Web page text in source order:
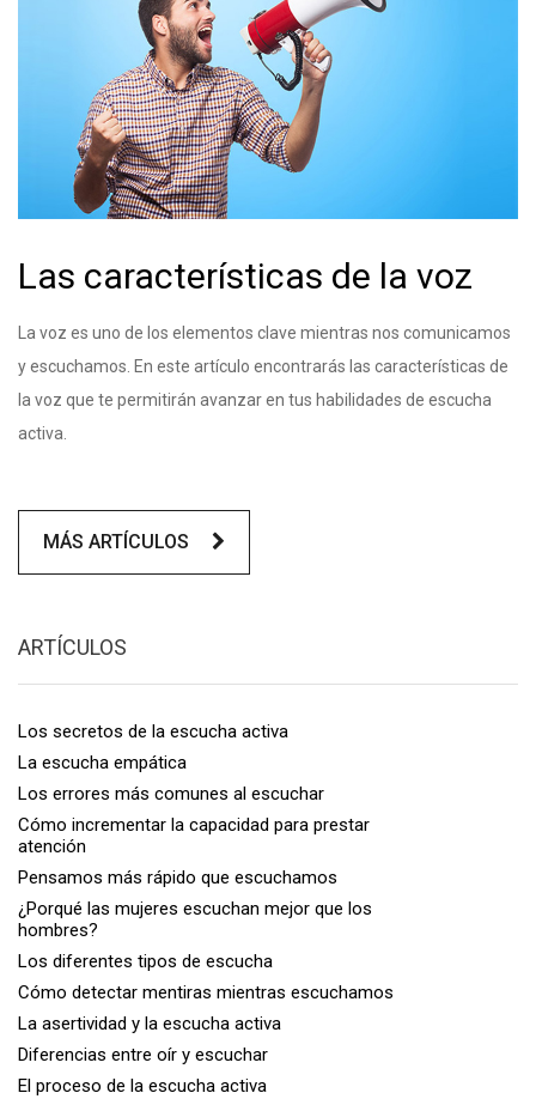
Las características de la voz
La voz es uno de los elementos clave mientras nos comunicamos
y escuchamos. En este artículo encontrarás las características de
la voz que te permitirán avanzar en tus habilidades de escucha
activa.
MÁS ARTÍCULOS
ARTÍCULOS
Los secretos de la escucha activa
La escucha empática
Los errores más comunes al escuchar
Cómo incrementar la capacidad para prestar
atención
Pensamos más rápido que escuchamos
¿Porqué las mujeres escuchan mejor que los
hombres?
Los diferentes tipos de escucha
Cómo detectar mentiras mientras escuchamos
La asertividad y la escucha activa
Diferencias entre oír y escuchar
El proceso de la escucha activa